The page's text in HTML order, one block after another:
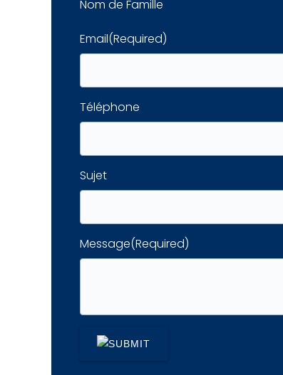
Nom de Famille
Email(Required)
Téléphone
Sujet
Message(Required)